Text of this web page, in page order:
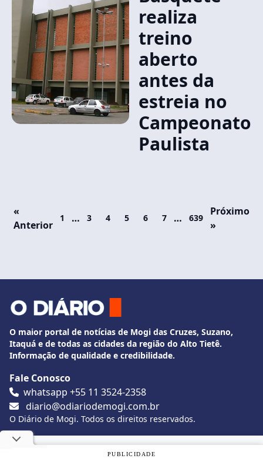
realiza
treino
aberto
antes da
estreia no
Campeonato
Paulista
«
Anterior
1 … 3 4 5 6 7 … 639
Próximo
»
O maior portal de notícias de Mogi das Cruzes, Suzano,
Itaquá e de todas as cidades da região do Alto Tietê.
Informação de qualidade e credibilidade.
Fale Conosco
whatsapp +55 11 3524-2358
diario@odiariodemogi.com.br
O Diário de Mogi. Todos os direitos reservados.
Siga O Diário nas redes sociais
Utilizamos cookies, de acordo com a nossa
PUBLICIDADE